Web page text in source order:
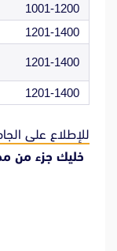
1001-1200
1201-1400
1201-1400
1201-1400
للإطلاع على
خليك جزء من